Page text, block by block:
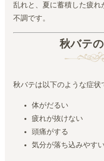
乱れと、夏に蓄積した疲
不調です。
秋バテ
秋バテは以下のような症状
体がだるい
疲れが抜けない
頭痛がする
気分が落ち込みやすい